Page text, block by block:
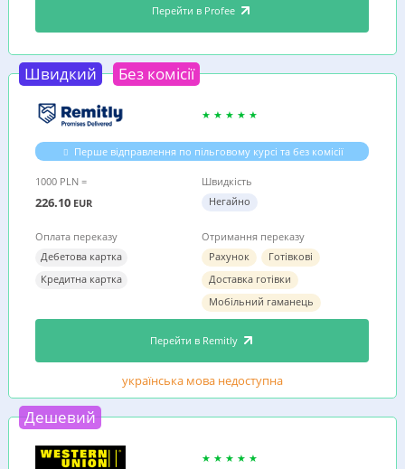
Перейти в Profee
Швидкий Без комісії
Перше відправлення по пільговому курсі та без комісії
1000 PLN =
226.10 EUR
Швидкість
Негайно
Оплата переказу
Дебетова картка
Кредитна картка
Отримання переказу
Рахунок
Готівкові
Доставка готівки
Мобільний гаманець
Перейти в Remitly
українська мова недоступна
Дешевий